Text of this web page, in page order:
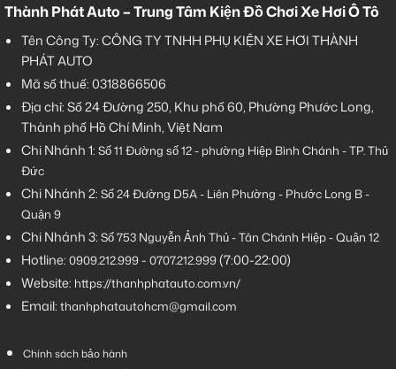
Thành Phát Auto – Trung Tâm Kiện Đồ Chơi Xe Hơi Ô Tô
Tên Công Ty: CÔNG TY TNHH PHỤ KIỆN XE HƠI THÀNH
PHÁT AUTO
Mã số thuế: 0318866506
Địa chỉ: Số 24 Đường 250, Khu phố 60, Phường Phước Long,
Thành phố Hồ Chí Minh, Việt Nam
Chi Nhánh 1: Số 11 Đường số 12 - phường Hiệp Bình Chánh - TP. Thủ
Đức
Chi Nhánh 2: Số24 Đường D5A - Liên Phường - Phước Long B -
Quận 9
Chi Nhánh 3: Số 753Nguyễn Ảnh Thủ - Tân Chánh Hiệp - Quận 12
Hotline: 0909.212.999- 0707.212.999(7:00-22:00)
Website: https://thanhphatauto.com.vn/
Email: thanhphatautohcm@gmail.com
Chính sách bảo hành